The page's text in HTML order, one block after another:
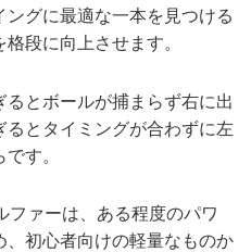
グに最適な一本を見つける
段に向上させます。
とボールが捕まらず右に出
とタイミングが合わずに左
す。
ファーは、ある程度のパワ
初心者向けの軽量なものか